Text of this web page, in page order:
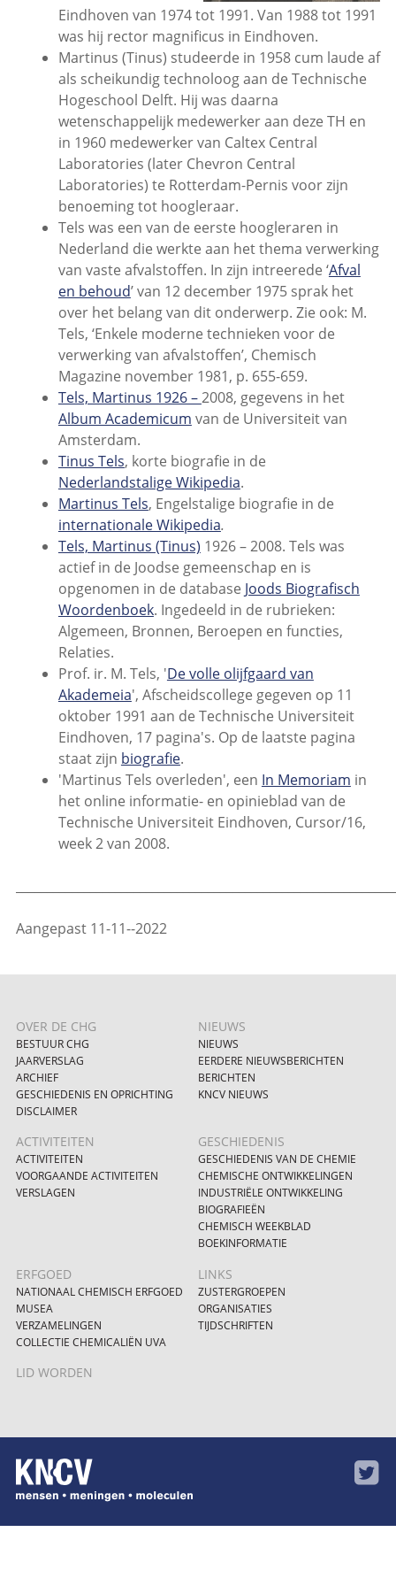
Eindhoven van 1974 tot 1991. Van 1988 tot 1991
was hij rector magnificus in Eindhoven.
Martinus (Tinus) studeerde in 1958 cum laude af
als scheikundig technoloog aan de Technische
Hogeschool Delft. Hij was daarna
wetenschappelijk medewerker aan deze TH en
in 1960 medewerker van Caltex Central
Laboratories (later Chevron Central
Laboratories) te Rotterdam-Pernis voor zijn
benoeming tot hoogleraar.
Tels was een van de eerste hoogleraren in
Nederland die werkte aan het thema verwerking
van vaste afvalstoffen. In zijn intreerede ‘Afval
en behoud’ van 12 december 1975 sprak het
over het belang van dit onderwerp. Zie ook: M.
Tels, ‘Enkele moderne technieken voor de
verwerking van afvalstoffen’, Chemisch
Magazine november 1981, p. 655-659.
Tels, Martinus 1926 –2008, gegevens in het
Album Academicum van de Universiteit van
Amsterdam.
Tinus Tels, korte biografie in de
Nederlandstalige Wikipedia.
Martinus Tels, Engelstalige biografie in de
internationale Wikipedia.
Tels, Martinus (Tinus) 1926 – 2008. Tels was
actief in de Joodse gemeenschap en is
opgenomen in de database Joods Biografisch
Woordenboek. Ingedeeld in de rubrieken:
Algemeen, Bronnen, Beroepen en functies,
Relaties.
Prof. ir. M. Tels, 'De volle olijfgaard van
Akademeia', Afscheidscollege gegeven op 11
oktober 1991 aan de Technische Universiteit
Eindhoven, 17 pagina's. Op de laatste pagina
staat zijn biografie.
'Martinus Tels overleden', een In Memoriam in
het online informatie- en opinieblad van de
Technische Universiteit Eindhoven, Cursor/16,
week 2 van 2008.
Aangepast 11-11--2022
OVER DE CHG
BESTUUR CHG
JAARVERSLAG
ARCHIEF
GESCHIEDENIS EN OPRICHTING
DISCLAIMER
NIEUWS
NIEUWS
EERDERE NIEUWSBERICHTEN
BERICHTEN
KNCV NIEUWS
ACTIVITEITEN
ACTIVITEITEN
VOORGAANDE ACTIVITEITEN
VERSLAGEN
GESCHIEDENIS
GESCHIEDENIS VAN DE CHEMIE
CHEMISCHE ONTWIKKELINGEN
INDUSTRIËLE ONTWIKKELING
BIOGRAFIEËN
CHEMISCH WEEKBLAD
BOEKINFORMATIE
ERFGOED
NATIONAAL CHEMISCH ERFGOED
MUSEA
VERZAMELINGEN
COLLECTIE CHEMICALIËN UVA
LINKS
ZUSTERGROEPEN
ORGANISATIES
TIJDSCHRIFTEN
LID WORDEN